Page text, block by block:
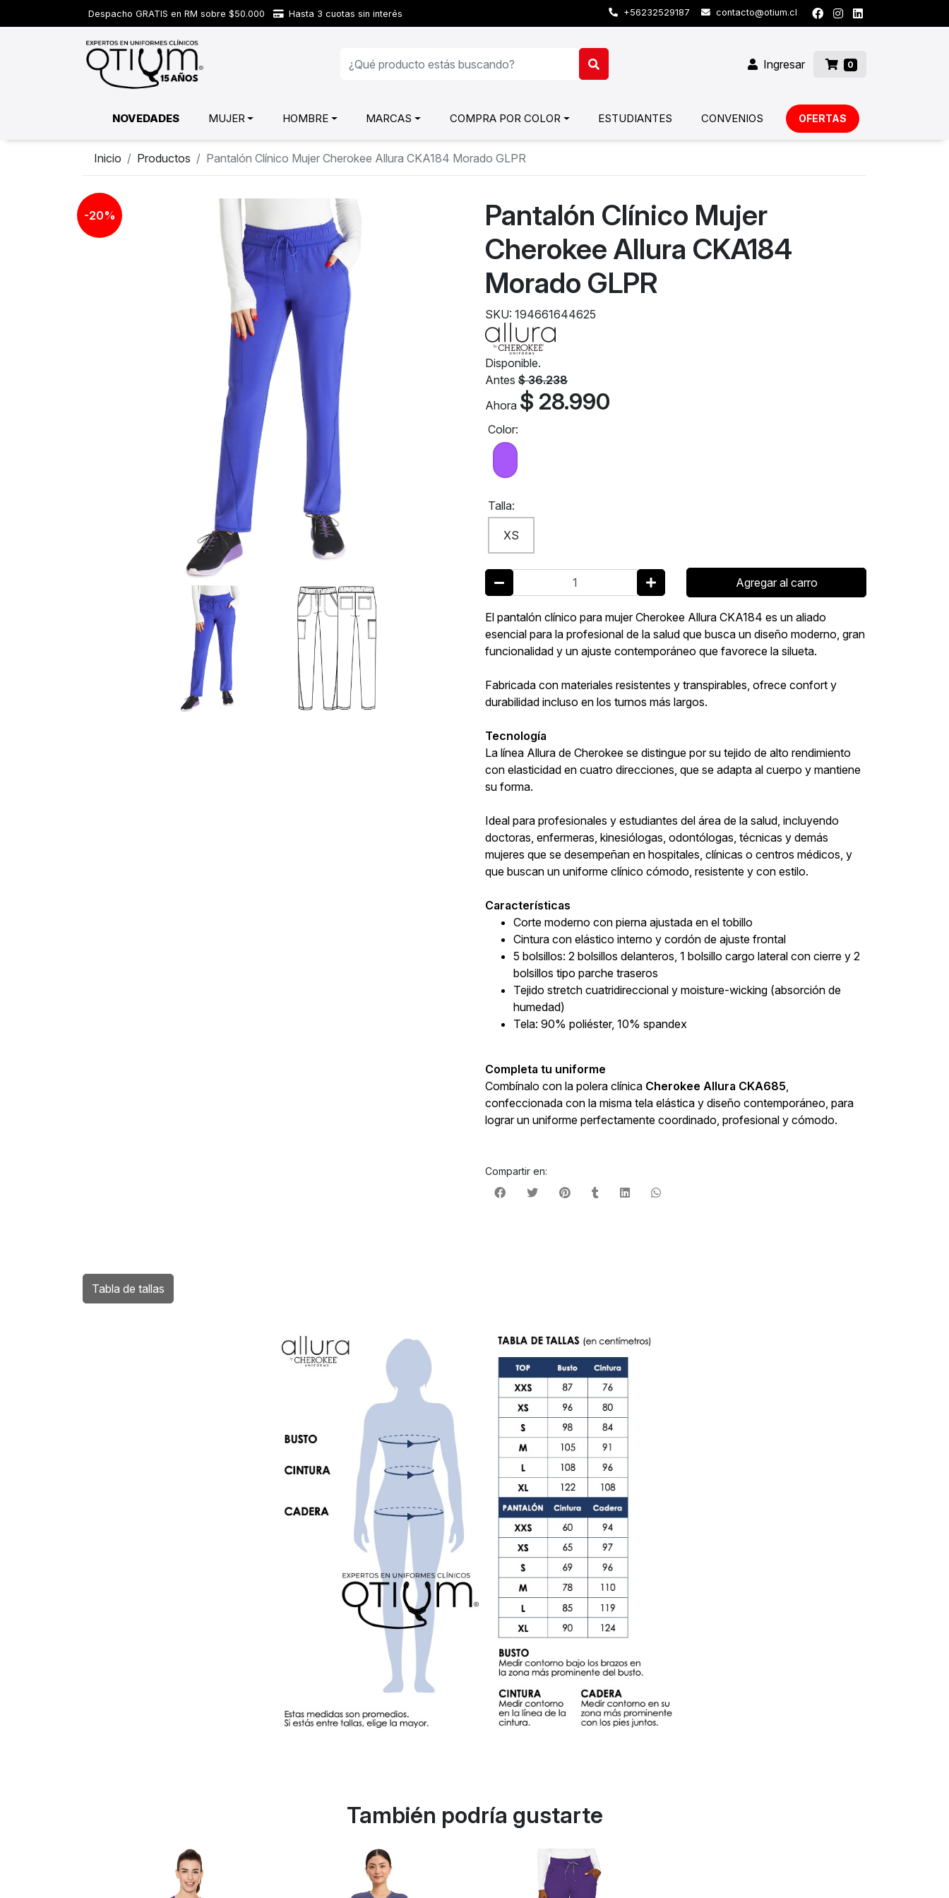
Despacho GRATIS en RM sobre $50.000 Hasta 3 cuotas sin interés +56232529187 contacto@otium.cl
Ingresar 0
NOVEDADES MUJER HOMBRE MARCAS COMPRA POR COLOR ESTUDIANTES CONVENIOS OFERTAS
Inicio Productos Pantalón Clínico Mujer Cherokee Allura CKA184 Morado GLPR
-20%
Pantalón Clínico Mujer
Cherokee Allura CKA184
Morado GLPR
SKU: 194661644625
Disponible.
Antes $ 36.238
Ahora $ 28.990
Color:
Talla:
XS
Agregar al carro
El pantalón clínico para mujer Cherokee Allura CKA184 es un aliado
esencial para la profesional de la salud que busca un diseño moderno, gran
funcionalidad y un ajuste contemporáneo que favorece la silueta.
Fabricada con materiales resistentes y transpirables, ofrece confort y
durabilidad incluso en los turnos más largos.
Tecnología
La línea Allura de Cherokee se distingue por su tejido de alto rendimiento
con elasticidad en cuatro direcciones, que se adapta al cuerpo y mantiene
su forma.
Ideal para profesionales y estudiantes del área de la salud, incluyendo
doctoras, enfermeras, kinesiólogas, odontólogas, técnicas y demás
mujeres que se desempeñan en hospitales, clínicas o centros médicos, y
que buscan un uniforme clínico cómodo, resistente y con estilo.
Características
Corte moderno con pierna ajustada en el tobillo
Cintura con elástico interno y cordón de ajuste frontal
5 bolsillos: 2 bolsillos delanteros, 1 bolsillo cargo lateral con cierre y 2
bolsillos tipo parche traseros
Tejido stretch cuatridireccional y moisture-wicking (absorción de
humedad)
Tela: 90% poliéster, 10% spandex
Completa tu uniforme
Combínalo con la polera clínica Cherokee Allura CKA685
confeccionada con la misma tela elástica y diseño contemporáneo, para
lograr un uniforme perfectamente coordinado, profesional y cómodo.
Compartir en:
Tabla de tallas
También podría gustarte